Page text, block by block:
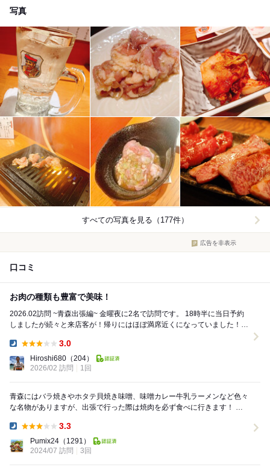
写真
すべての写真を見る（177件）
広告を非表示
口コミ
お肉の種類も豊富で美味！
2026.02訪問 ~青森出張編~ 金曜夜に2名で訪問です。 18時半に当日予約
しましたが続々と来店客が！帰りにはほぼ満席近くになっていました！こ
3.0
Hiroshi680 （204）
2026/02 訪問
1回
青森にはバラ焼きやホタテ貝焼き味噌、味噌カレー牛乳ラーメンなど色々
な名物がありますが、出張で行った際は焼肉を必ず食べに行きます！ 青
3.3
Pumix24 （1291）
2024/07 訪問
3回